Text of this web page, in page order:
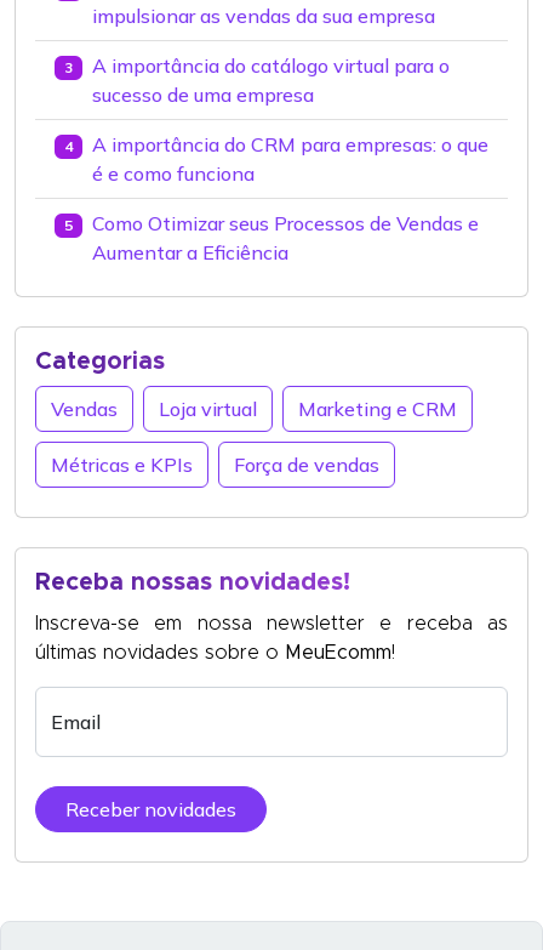
impulsionar as vendas da sua empresa
3
A importância do catálogo virtual para o
sucesso de uma empresa
4
A importância do CRM para empresas: o que
é e como funciona
5
Como Otimizar seus Processos de Vendas e
Aumentar a Eficiência
Categorias
Vendas
Loja virtual Marketing e CRM
Métricas e KPIs Força de vendas
Receba nossas novidades!
Inscreva-se em nossa newsletter e receba as
últimas novidades sobre o MeuEcomm!
Email
Receber novidades